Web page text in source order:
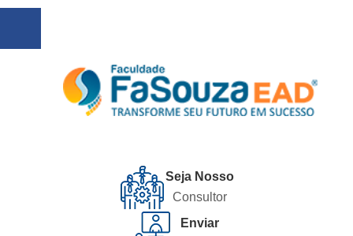
Seja Nosso
Consultor
Enviar